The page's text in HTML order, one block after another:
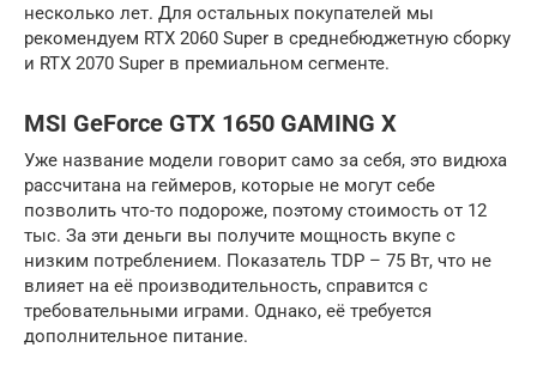
несколько лет. Для остальных покупателей мы
рекомендуем RTX 2060 Super в среднебюджетную сборку
и RTX 2070 Super в премиальном сегменте.
MSI GeForce GTX 1650 GAMING X
Уже название модели говорит само за себя, это видюха
рассчитана на геймеров, которые не могут себе
позволить что-то подороже, поэтому стоимость от 12
тыс. За эти деньги вы получите мощность вкупе с
низким потреблением. Показатель TDP – 75 Вт, что не
влияет на её производительность, справится с
требовательными играми. Однако, её требуется
дополнительное питание.